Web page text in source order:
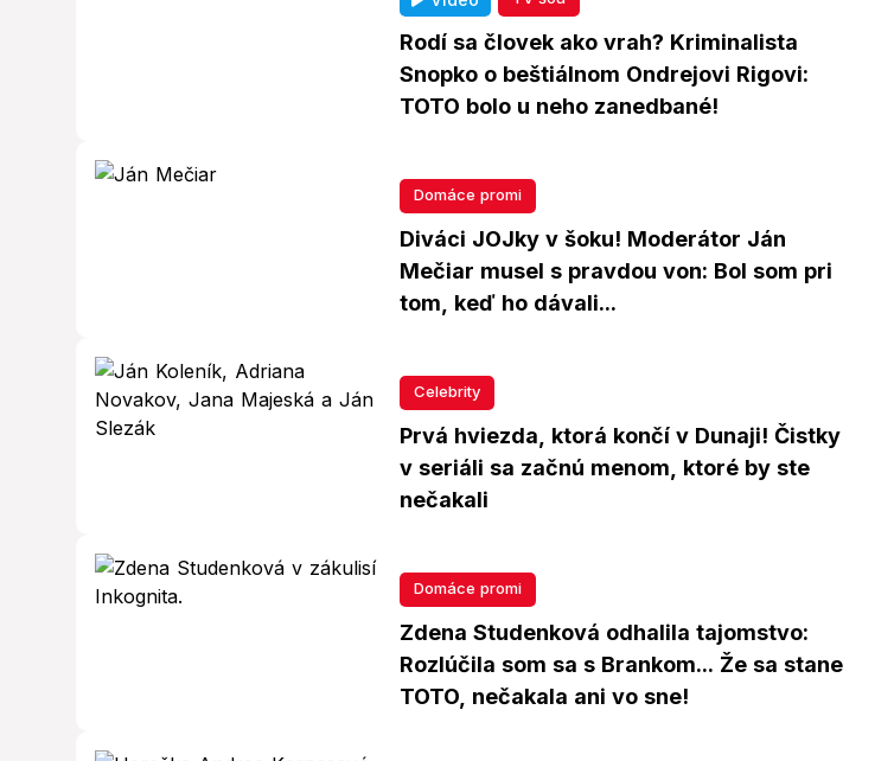
Rodí sa človek ako vrah? Kriminalista
Snopko o beštiálnom Ondrejovi Rigovi:
TOTO bolo u neho zanedbané!
Domáce promi
Diváci JOJky v šoku! Moderátor Ján
Mečiar musel s pravdou von: Bol som pri
tom, keď ho dávali...
Celebrity
Prvá hviezda, ktorá končí v Dunaji! Čistky
v seriáli sa začnú menom, ktoré by ste
nečakali
Domáce promi
Zdena Studenková odhalila tajomstvo:
Rozlúčila som sa s Brankom... Že sa stane
TOTO, nečakala ani vo sne!